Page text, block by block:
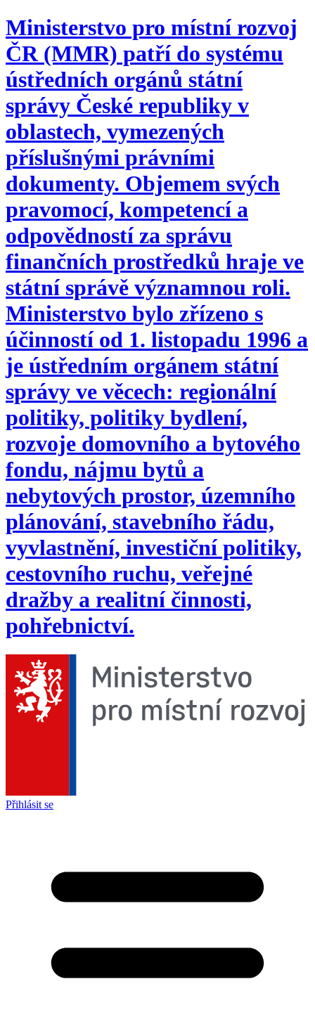
Ministerstvo pro místní rozvoj
ČR (MMR) patří do systému
ústředních orgánů státní
správy České republiky v
oblastech, vymezených
příslušnými právními
dokumenty. Objemem svých
pravomocí, kompetencí a
odpovědností za správu
finančních prostředků hraje ve
státní správě významnou roli.
Ministerstvo bylo zřízeno s
účinností od 1. listopadu 1996 a
je ústředním orgánem státní
správy ve věcech: regionální
politiky, politiky bydlení,
rozvoje domovního a bytového
fondu, nájmu bytů a
nebytových prostor, územního
plánování, stavebního řádu,
vyvlastnění, investiční politiky,
cestovního ruchu, veřejné
dražby a realitní činnosti,
pohřebnictví.
Přihlásit se